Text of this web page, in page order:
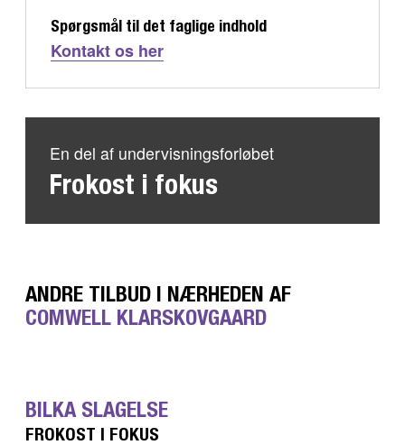
Spørgsmål til det faglige indhold
Kontakt os her
En del af undervisningsforløbet
Frokost i fokus
ANDRE TILBUD I NÆRHEDEN AF
COMWELL KLARSKOVGAARD
BILKA SLAGELSE
FROKOST I FOKUS